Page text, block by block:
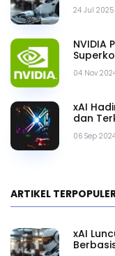
24 Jul 2025
04 Nov
NVIDIA
06 Sep
xAI
dan
ARTIKEL
xAI